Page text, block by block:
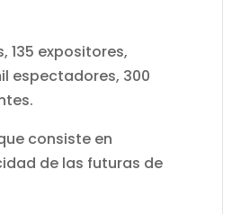
135 expositores,
espectadores, 300
consiste en
de las futuras de